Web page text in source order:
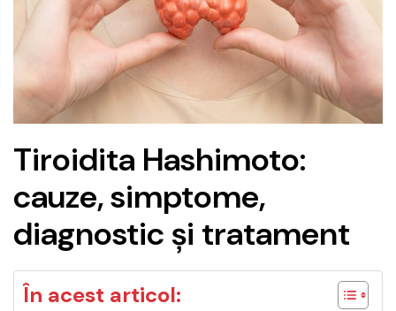
Tiroidita Hashimoto:
cauze, simptome,
diagnostic și tratament
În acest articol: